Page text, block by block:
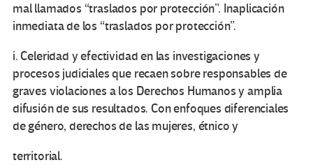
mal llamados “traslados por protección”. Inaplicación
inmediata de los “traslados por protección”.
i. Celeridad y efectividad en las investigaciones y
procesos judiciales que recaen sobre responsables de
graves violaciones a los Derechos Humanos y amplia
difusión de sus resultados. Con enfoques diferenciales
de género, derechos de las mujeres, étnico y
territorial.